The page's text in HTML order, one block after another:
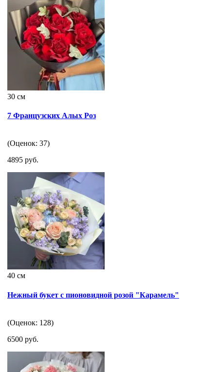
30 см
7 Французских Алых Роз
(Оценок: 37)
4895 руб.
40 см
Нежный букет с пионовидной розой "Карамель"
(Оценок: 128)
6500 руб.